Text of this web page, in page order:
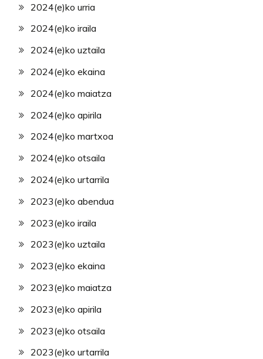
2024(e)ko urria
2024(e)ko iraila
2024(e)ko uztaila
2024(e)ko ekaina
2024(e)ko maiatza
2024(e)ko apirila
2024(e)ko martxoa
2024(e)ko otsaila
2024(e)ko urtarrila
2023(e)ko abendua
2023(e)ko iraila
2023(e)ko uztaila
2023(e)ko ekaina
2023(e)ko maiatza
2023(e)ko apirila
2023(e)ko otsaila
2023(e)ko urtarrila